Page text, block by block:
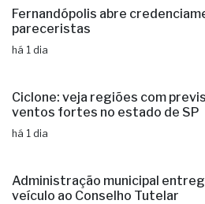
Fernandópolis abre
pareceristas
há 1 dia
Ciclone: veja regiões com
ventos fortes no estado de SP
há 1 dia
Administração municipal
veículo ao Conselho Tutelar